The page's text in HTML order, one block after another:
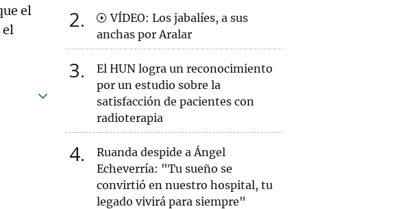
el
el
2
VÍDEO: Los jabalíes, a sus
anchas por Aralar
3
El HUN logra un reconocimiento
por un estudio sobre la
satisfacción de pacientes con
radioterapia
4
Ruanda despide a Ángel
Echeverría: "Tu sueño se
convirtió en nuestro hospital, tu
legado vivirá para siempre"